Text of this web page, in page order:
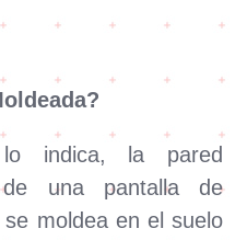
indica, la pared
una pantalla de
moldea en el suelo